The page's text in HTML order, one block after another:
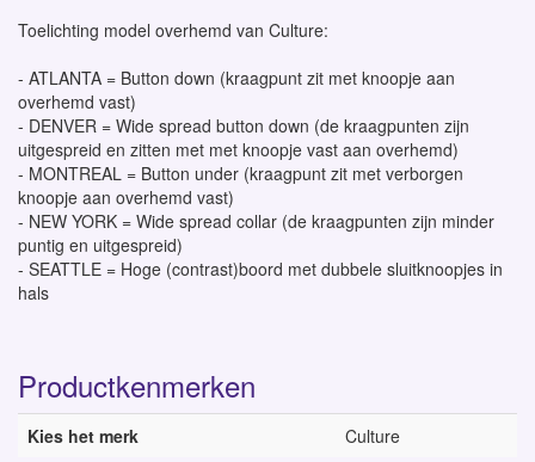
Toelichting model overhemd van Culture:
- ATLANTA = Button down (kraagpunt zit met knoopje aan
overhemd vast)
- DENVER = Wide spread button down (de kraagpunten zijn
uitgespreid en zitten met met knoopje vast aan overhemd)
- MONTREAL = Button under (kraagpunt zit met verborgen
knoopje aan overhemd vast)
- NEW YORK = Wide spread collar (de kraagpunten zijn minder
puntig en uitgespreid)
- SEATTLE = Hoge (contrast)boord met dubbele sluitknoopjes in
hals
Productkenmerken
Kies het merk Culture